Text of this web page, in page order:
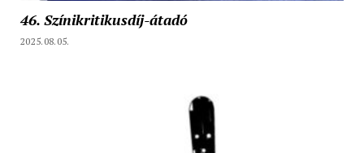
46. Színikritikusdíj-átadó
2025.08.05.